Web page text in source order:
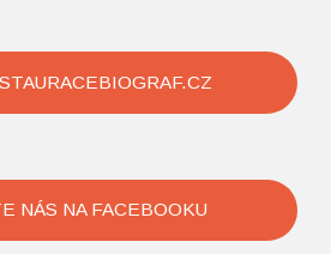
NÁS NA FACEBOOKU